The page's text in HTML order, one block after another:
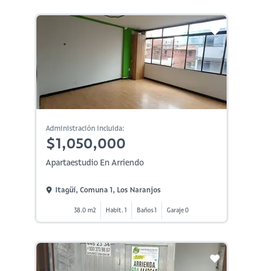
Administración incluida:
$1,050,000
Apartaestudio En Arriendo
Itagüí, Comuna 1, Los Naranjos
38.0 m2 Habit. 1 Baños 1 Garaje 0